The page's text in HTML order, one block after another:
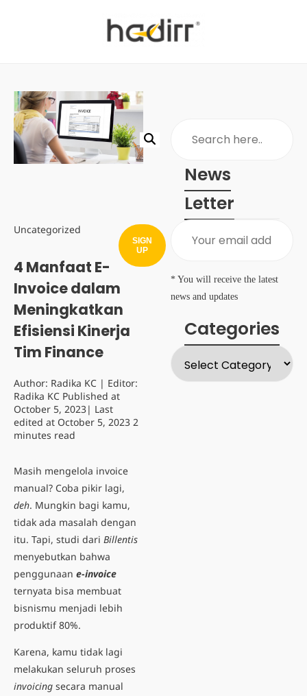
Uncategorized
4 Manfaat E-
Invoice dalam
Meningkatkan
Efisiensi Kinerja
Tim Finance
Author: Radika KC | Editor:
Radika KC Published at
October 5, 2023| Last
edited at October 5, 2023 2
minutes read
Masih mengelola invoice
manual? Coba pikir lagi,
deh. Mungkin bagi kamu,
tidak ada masalah dengan
itu. Tapi, studi dari Billentis
menyebutkan bahwa
penggunaan e-invoice
ternyata bisa membuat
bisnismu menjadi lebih
produktif 80%.
Karena, kamu tidak lagi
melakukan seluruh proses
invoicing secara manual
News
Letter
SIGN
UP
* You will receive the latest
news and updates
Categories